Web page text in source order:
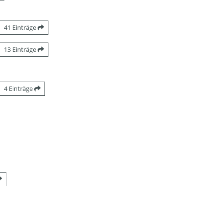
41 Einträge
13 Einträge
4 Einträge